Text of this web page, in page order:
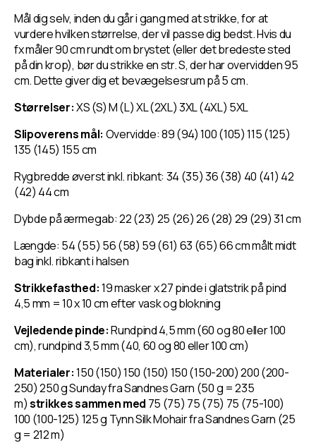
Mål dig selv, inden du går i gang med at strikke, for at
vurdere hvilken størrelse, der vil passe dig bedst. Hvis du
fx måler 90 cm rundt om brystet (eller det bredeste sted
på din krop), bør du strikke en str. S, der har overvidden 95
cm. Dette giver dig et bevægelsesrum på 5 cm.
Størrelser:XS (S) M (L) XL (2XL) 3XL (4XL) 5XL
Slipoverens mål: Overvidde: 89 (94) 100 (105) 115 (125)
135 (145) 155 cm
Rygbredde øverst inkl. ribkant: 34 (35) 36 (38) 40 (41) 42
(42) 44 cm
Dybde på ærmegab: 22 (23) 25 (26) 26 (28) 29 (29) 31 cm
Længde: 54 (55) 56 (58) 59 (61) 63 (65) 66 cm målt midt
bag inkl. ribkant i halsen
Strikkefasthed:19 masker x 27 pinde i glatstrik på pind
4,5 mm = 10 x 10 cm efter vask og blokning
Vejledende pinde:Rundpind 4,5 mm (60 og 80 eller 100
cm), rundpind 3,5 mm (40, 60 og 80 eller 100 cm)
Materialer:150 (150) 150 (150) 150 (150-200) 200 (200-
250) 250 g Sunday fra Sandnes Garn (50 g = 235
m)strikkes sammen med 75 (75) 75 (75) 75 (75-100)
100 (100-125) 125 g Tynn Silk Mohair fra Sandnes Garn (25
g = 212 m)